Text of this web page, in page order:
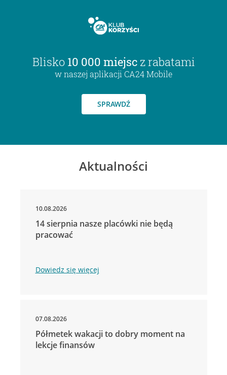
Blisko 10 000 miejsc z rabatami
w naszej aplikacji CA24 Mobile
SPRAWDŹ
Aktualności
10.08.2026
14 sierpnia nasze placówki nie będą
pracować
Dowiedz się więcej
07.08.2026
Półmetek wakacji to dobry moment na
lekcje finansów